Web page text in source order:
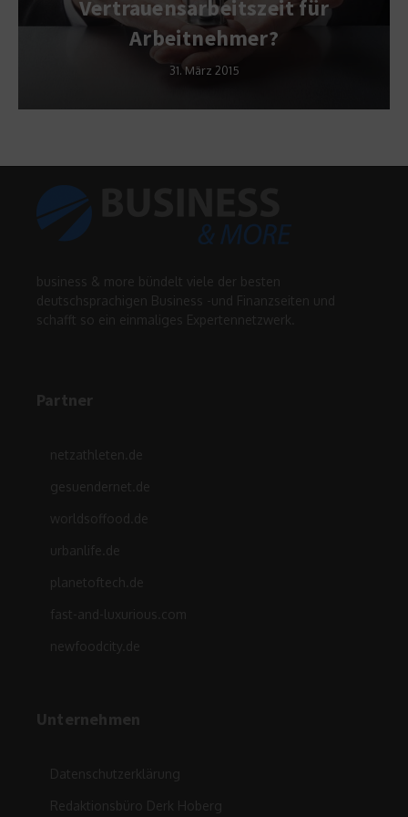
Vertrauensarbeitszeit für
Arbeitnehmer?
31. März 2015
business & more bündelt viele der besten
deutschsprachigen Business -und Finanzseiten und
schafft so ein einmaliges Expertennetzwerk.
Partner
netzathleten.de
gesuendernet.de
worldsoffood.de
urbanlife.de
planetoftech.de
fast-and-luxurious.com
newfoodcity.de
Unternehmen
Datenschutzerklärung
Redaktionsbüro Derk Hoberg